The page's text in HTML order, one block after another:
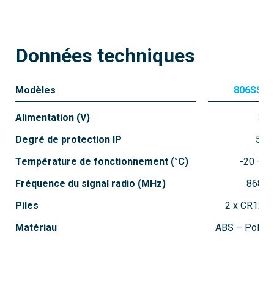
806SS-0050
Données techniques
Modèles
Alimentation (V)
Degré de protection IP
Température de fonctionnement (°C)
Fréquence du signal radio (MHz)
Piles
Matériau
806SS-
3
54
-20 ÷
2 x
ABS –